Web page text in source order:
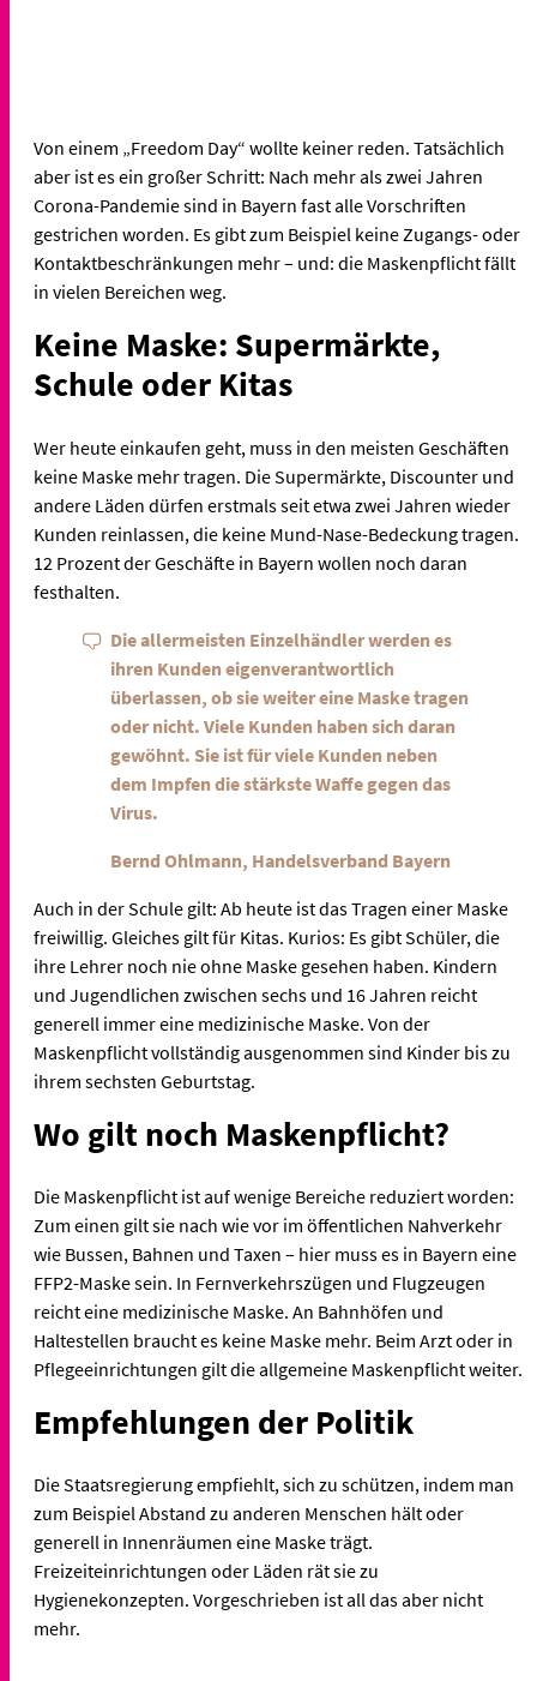
Von einem „Freedom Day“ wollte keiner reden. Tatsächlich
aber ist es ein großer Schritt: Nach mehr als zwei Jahren
Corona-Pandemie sind in Bayern fast alle Vorschriften
gestrichen worden. Es gibt zum Beispiel keine Zugangs- oder
Kontaktbeschränkungen mehr – und: die Maskenpflicht fällt
in vielen Bereichen weg.
Keine Maske: Supermärkte,
Schule oder Kitas
Wer heute einkaufen geht, muss in den meisten Geschäften
keine Maske mehr tragen. Die Supermärkte, Discounter und
andere Läden dürfen erstmals seit etwa zwei Jahren wieder
Kunden reinlassen, die keine Mund-Nase-Bedeckung tragen.
12 Prozent der Geschäfte in Bayern wollen noch daran
festhalten.
Die allermeisten Einzelhändler werden es
ihren Kunden eigenverantwortlich
überlassen, ob sie weiter eine Maske tragen
oder nicht. Viele Kunden haben sich daran
gewöhnt. Sie ist für viele Kunden neben
dem Impfen die stärkste Waffe gegen das
Virus.
Bernd Ohlmann, Handelsverband Bayern
Auch in der Schule gilt: Ab heute ist das Tragen einer Maske
freiwillig. Gleiches gilt für Kitas. Kurios: Es gibt Schüler, die
ihre Lehrer noch nie ohne Maske gesehen haben. Kindern
und Jugendlichen zwischen sechs und 16 Jahren reicht
generell immer eine medizinische Maske. Von der
Maskenpflicht vollständig ausgenommen sind Kinder bis zu
ihrem sechsten Geburtstag.
Wo gilt noch Maskenpflicht?
Die Maskenpflicht ist auf wenige Bereiche reduziert worden:
Zum einen gilt sie nach wie vor im öffentlichen Nahverkehr
wie Bussen, Bahnen und Taxen – hier muss es in Bayern eine
FFP2-Maske sein. In Fernverkehrszügen und Flugzeugen
reicht eine medizinische Maske. An Bahnhöfen und
Haltestellen braucht es keine Maske mehr. Beim Arzt oder in
Pflegeeinrichtungen gilt die allgemeine Maskenpflicht weiter.
Empfehlungen der Politik
Die Staatsregierung empfiehlt, sich zu schützen, indem man
zum Beispiel Abstand zu anderen Menschen hält oder
generell in Innenräumen eine Maske trägt.
Freizeiteinrichtungen oder Läden rät sie zu
Hygienekonzepten. Vorgeschrieben ist all das aber nicht
mehr.